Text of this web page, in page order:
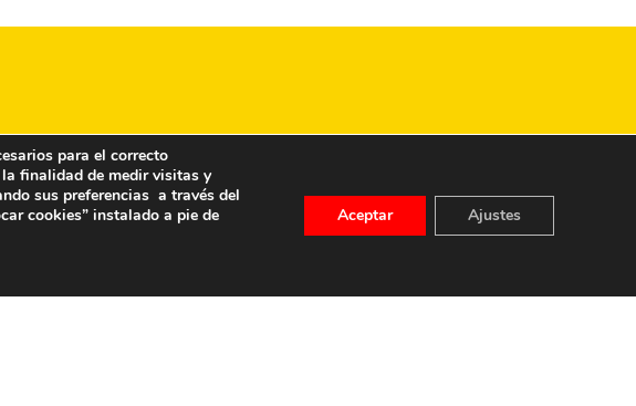
para el correcto
finalidad de medir visitas y
sus preferencias a través del
cookies” instalado a pie de
Aceptar Ajustes